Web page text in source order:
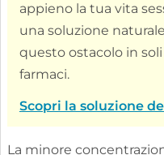
appieno la tua vita
una soluzione
questo ostacolo in
farmaci.
Scopri la soluzione
La minore